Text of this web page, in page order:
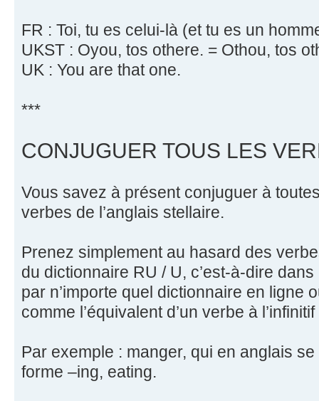
FR : Toi, tu es celui-là (et tu es un
UKST : Oyou, tos othere. = Othou, tos
UK : You are that one.
***
CONJUGUER TOUS LES
Vous savez à présent conjuguer à
verbes de l’anglais stellaire.
Prenez simplement au hasard des
du dictionnaire RU / U, c’est-à-dire
par n’importe quel dictionnaire en ligne
comme l’équivalent d’un verbe à
Par exemple : manger, qui en anglais
forme –ing, eating.